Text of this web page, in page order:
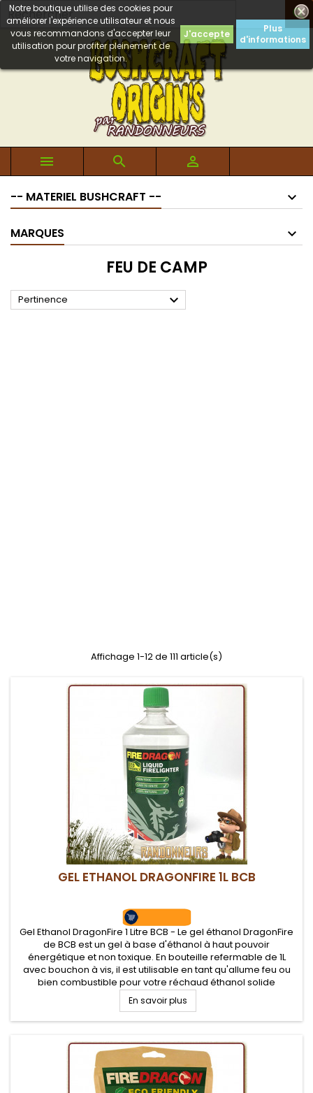

Notre boutique utilise des cookies pour
améliorer l'expérience utilisateur et nous
vous recommandons d'accepter leur
utilisation pour profiter pleinement de
votre navigation.
J'accepte
Plus
d'informations
  
-- MATERIEL BUSHCRAFT --
MARQUES
FEU DE CAMP
Pertinence 
Affichage 1-12 de 111 article(s)
GEL ETHANOL DRAGONFIRE 1L BCB
Gel Ethanol DragonFire 1 Litre BCB - Le gel éthanol DragonFire
de BCB est un gel à base d'éthanol à haut pouvoir
énergétique et non toxique. En bouteille refermable de 1L
avec bouchon à vis, il est utilisable en tant qu'allume feu ou
bien combustible pour votre réchaud éthanol solide
En savoir plus